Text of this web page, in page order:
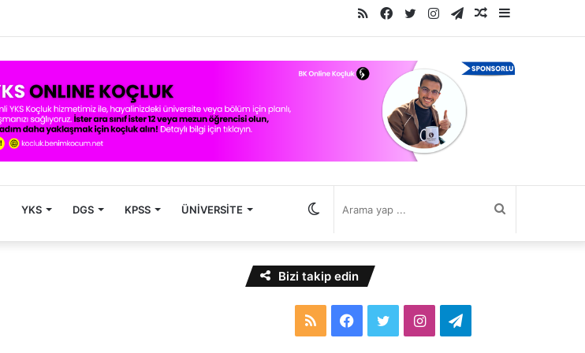
Kenar
Bölmesi
Rastgele
Makale
Telegram
Instagram
Twitter
Facebook
RSS
YKS DGS KPSS ÜNIVERSITE
değiştir
Bizi takip edin
RSS Facebook
TwitterInstagramTelegram